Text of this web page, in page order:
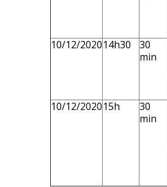
10/12/202014h30
30
min
10/12/202015h
30
min